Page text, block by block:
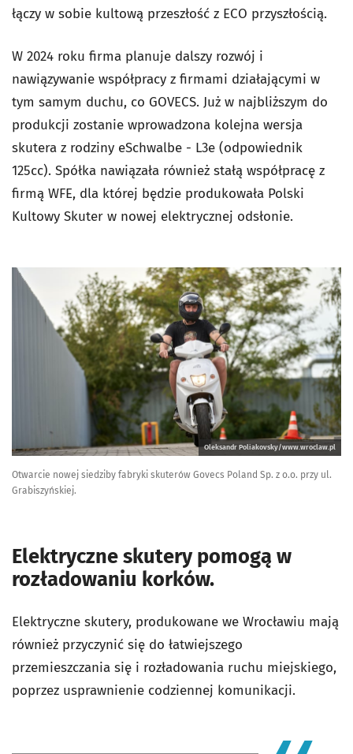
łączy w sobie kultową przeszłość z ECO przyszłością.
W 2024 roku firma planuje dalszy rozwój i
nawiązywanie współpracy z firmami działającymi w
tym samym duchu, co GOVECS. Już w najbliższym do
produkcji zostanie wprowadzona kolejna wersja
skutera z rodziny eSchwalbe - L3e (odpowiednik
125cc). Spółka nawiązała również stałą współpracę z
firmą WFE, dla której będzie produkowała Polski
Kultowy Skuter w nowej elektrycznej odsłonie.
Oleksandr Poliakovsky/www.wroclaw.pl
Otwarcie nowej siedziby fabryki skuterów Govecs Poland Sp. z o.o. przy ul.
Grabiszyńskiej.
Elektryczne skutery pomogą w
rozładowaniu korków.
Elektryczne skutery, produkowane we Wrocławiu mają
również przyczynić się do łatwiejszego
przemieszczania się i rozładowania ruchu miejskiego,
poprzez usprawnienie codziennej komunikacji.